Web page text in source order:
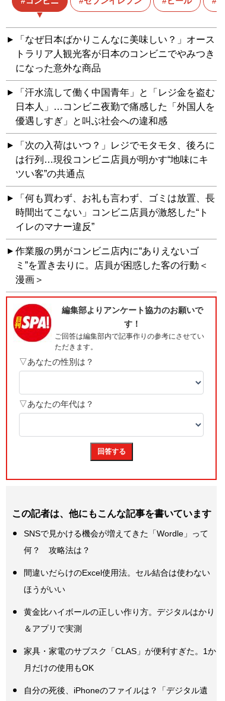
「なぜ日本ばかりこんなに美味しい？」オース
トラリア人観光客が日本のコンビニでやみつき
になった意外な商品
「汗水流して働く中国青年」と「レジ金を盗む
日本人」…コンビニ夜勤で痛感した「外国人を
優遇しすぎ」と叫ぶ社会への違和感
「次の入荷はいつ？」レジでモタモタ、後ろに
は行列…現役コンビニ店員が明かす“地味にキ
ツい客”の共通点
「何も買わず、お礼も言わず、ゴミは放置、長
時間出てこない」コンビニ店員が激怒した“ト
イレのマナー違反”
作業服の男がコンビニ店内に“ありえないゴ
ミ”を置き去りに。店員が困惑した客の行動＜
漫画＞
この記者は、他にもこんな記事を書いています
SNSで見かける機会が増えてきた「Wordle」って
何？ 攻略法は？
間違いだらけのExcel使用法。セル結合は使わない
ほうがいい
黄金比ハイボールの正しい作り方。デジタルはかり
＆アプリで実測
家具・家電のサブスク「CLAS」が便利すぎた。1か
月だけの使用もOK
自分の死後、iPhoneのファイルは？「デジタル遺